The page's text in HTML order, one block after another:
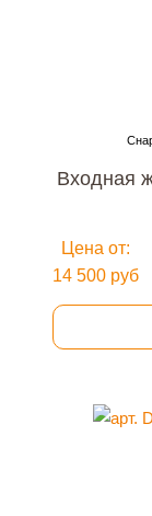
Входная
Цена от:
14 500 руб